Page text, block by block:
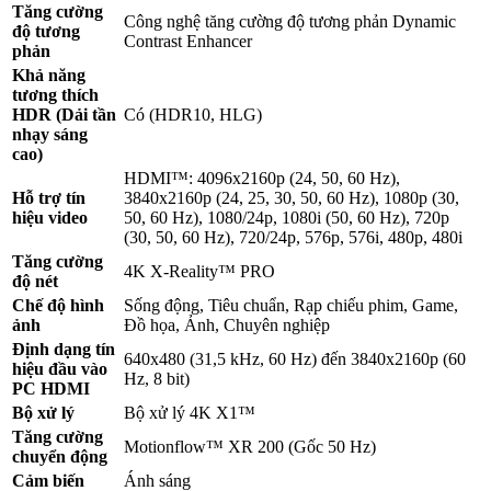
Tăng cường
độ tương
phản
Công nghệ tăng cường độ tương phản Dynamic
Contrast Enhancer
Khả năng
tương thích
HDR (Dải tần
nhạy sáng
cao)
Có (HDR10, HLG)
Hỗ trợ tín
hiệu video
HDMI™: 4096x2160p (24, 50, 60 Hz),
3840x2160p (24, 25, 30, 50, 60 Hz), 1080p (30,
50, 60 Hz), 1080/24p, 1080i (50, 60 Hz), 720p
(30, 50, 60 Hz), 720/24p, 576p, 576i, 480p, 480i
Tăng cường
độ nét
4K X-Reality™ PRO
Chế độ hình
ảnh
Sống động, Tiêu chuẩn, Rạp chiếu phim, Game,
Đồ họa, Ảnh, Chuyên nghiệp
Định dạng tín
hiệu đầu vào
PC HDMI
640x480 (31,5 kHz, 60 Hz) đến 3840x2160p (60
Hz, 8 bit)
Bộ xử lý
Bộ xử lý 4K X1™
Tăng cường
chuyển động
Motionflow™ XR 200 (Gốc 50 Hz)
Cảm biến
Ánh sáng